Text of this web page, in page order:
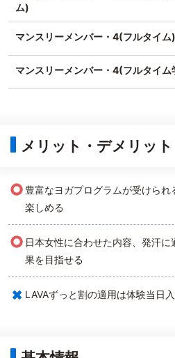
ム)
マンスリーメンバー・4(フルタイム)
マンスリーメンバー・4(フルタイム
メリット・デメリット
○ 豊富なヨガプログラムが受けら
楽しめる
○ 日本女性に合わせた内容、発汗
果を目指せる
× LAVAずっと割の適用は体験当日